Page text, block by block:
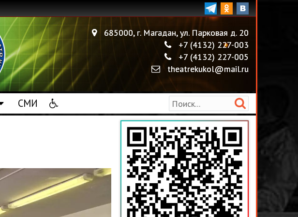
685000, г. Магадан,ул. Парковая д. 20
+7 (4132) 227-003
+7 (4132) 227-005
theatrekukol@mail.ru
СМИ